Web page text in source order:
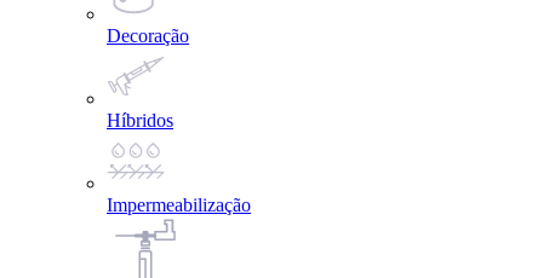
Decoração
Híbridos
Impermeabilização